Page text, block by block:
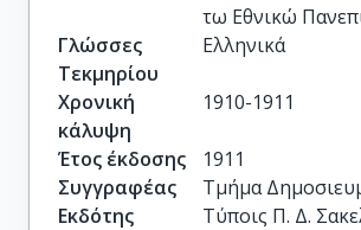
τω Εθνικώ
Γλώσσες
Τεκμηρίου
Ελληνικά
Χρονική
κάλυψη
1910-1911
Έτος έκδοσης
1911
Συγγραφέας
Τμήμα
Εκδότης
Τύποις Π. Δ.